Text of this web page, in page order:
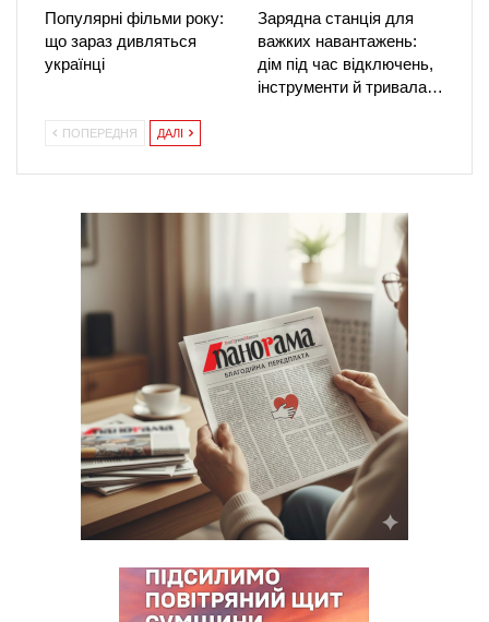
Популярні фільми року:
що зараз дивляться
українці
Зарядна станція для
важких навантажень:
дім під час відключень,
інструменти й тривала…
ПОПЕРЕДНЯ ДАЛІ